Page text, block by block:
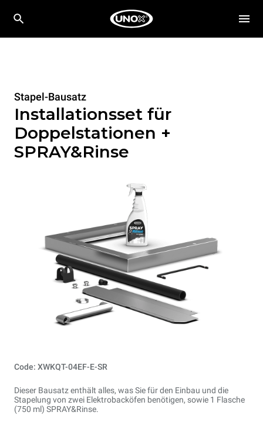
Stapel-Bausatz
Installationsset für
Doppelstationen +
SPRAY&Rinse
Code: XWKQT-04EF-E-SR
Dieser Bausatz enthält alles, was Sie für den Einbau und die
Stapelung von zwei Elektrobacköfen benötigen, sowie 1 Flasche
(750 ml) SPRAY&Rinse.